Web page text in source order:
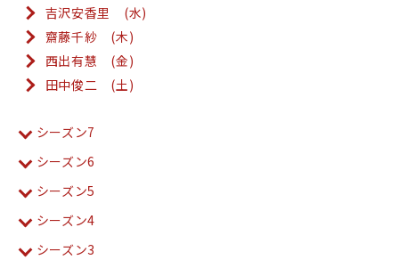
吉沢安香里 (水)
齋藤千紗 (木)
西出有慧 (金)
田中俊二 (土)
シーズン7
シーズン6
シーズン5
シーズン4
シーズン3